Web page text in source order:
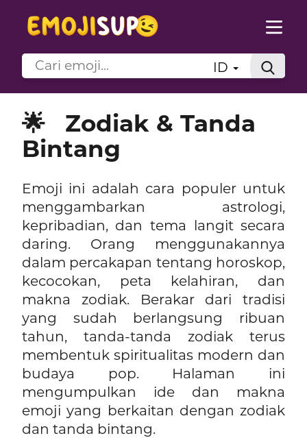
ID
🌟
Zodiak & Tanda
Bintang
Emoji ini adalah cara populer untuk
menggambarkan astrologi,
kepribadian, dan tema langit secara
daring. Orang menggunakannya
dalam percakapan tentang horoskop,
kecocokan, peta kelahiran, dan
makna zodiak. Berakar dari tradisi
yang sudah berlangsung ribuan
tahun, tanda-tanda zodiak terus
membentuk spiritualitas modern dan
budaya pop. Halaman ini
mengumpulkan ide dan makna
emoji yang berkaitan dengan zodiak
dan tanda bintang.